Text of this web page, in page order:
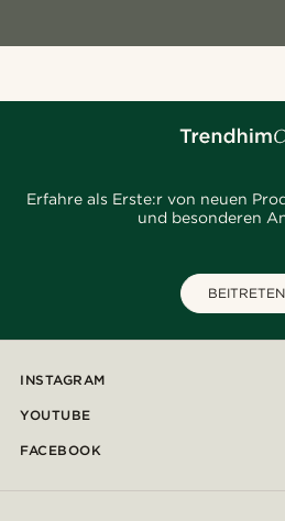
Erfahre als Erste:r von neuen
und besonderen
BEITRETEN
INSTAGRAM
YOUTUBE
FACEBOOK